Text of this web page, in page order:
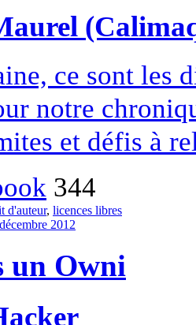
ce sont les
notre
et défis à
344
d'auteur, licences libres
2012
un Owni